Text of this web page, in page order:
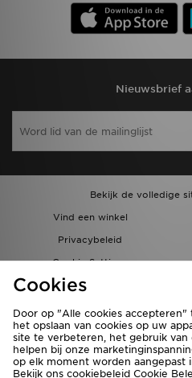
Nieuwsbrief
Bekijk de volledige
Vind een winkel
Privacybeleid
Cookie Settings
Bestellingen en Levering
Cookies
Door op "Alle cookies
het opslaan van cookies op uw
site te verbeteren, het gebruik
helpen bij onze
op elk moment worden aangepast
Bekijk ons cookiebeleid Cookie